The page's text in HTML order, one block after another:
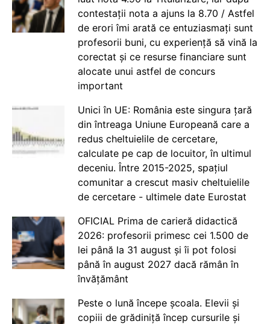
contestații nota a ajuns la 8.70 / Astfel
de erori îmi arată ce entuziasmați sunt
profesorii buni, cu experiență să vină la
corectat și ce resurse financiare sunt
alocate unui astfel de concurs
important
Unici în UE: România este singura țară
din întreaga Uniune Europeană care a
redus cheltuielile de cercetare,
calculate pe cap de locuitor, în ultimul
deceniu. Între 2015-2025, spațiul
comunitar a crescut masiv cheltuielile
de cercetare - ultimele date Eurostat
OFICIAL Prima de carieră didactică
2026: profesorii primesc cei 1.500 de
lei până la 31 august și îi pot folosi
până în august 2027 dacă rămân în
învățământ
Peste o lună începe școala. Elevii și
copiii de grădiniță încep cursurile și